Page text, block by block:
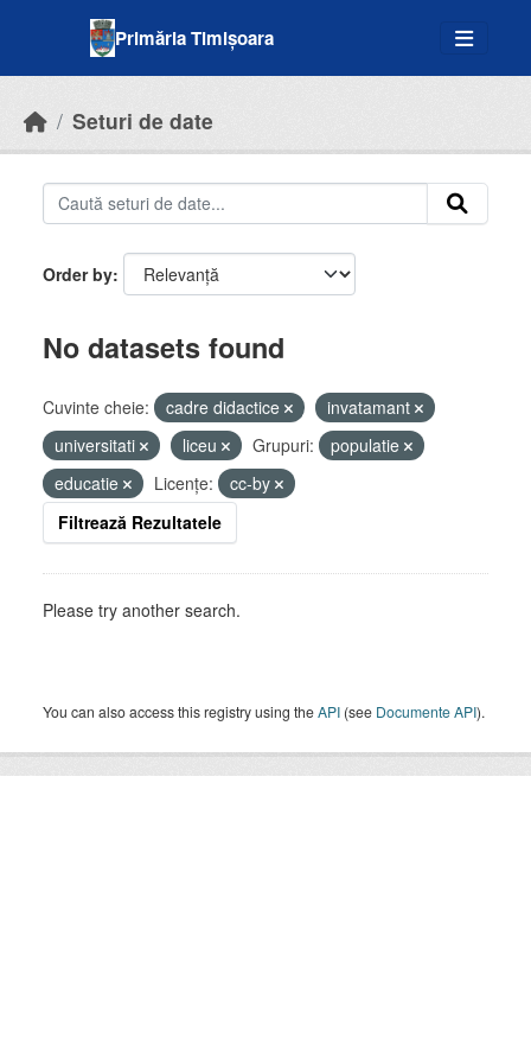
Primăria Timișoara
Seturi de date
Order by
No datasets found
Cuvinte cheie: cadre didactice
invatamant
universitati
liceu Grupuri:
populatie
educatie
Licenţe:
cc-by
Filtrează Rezultatele
Please try another search.
You can also access this registry using theAPI (see Documente API).